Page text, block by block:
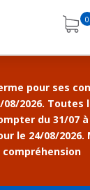
0
pour ses
08/2026. Toutes
du 31/07
le 24/08/2026.
compréhension